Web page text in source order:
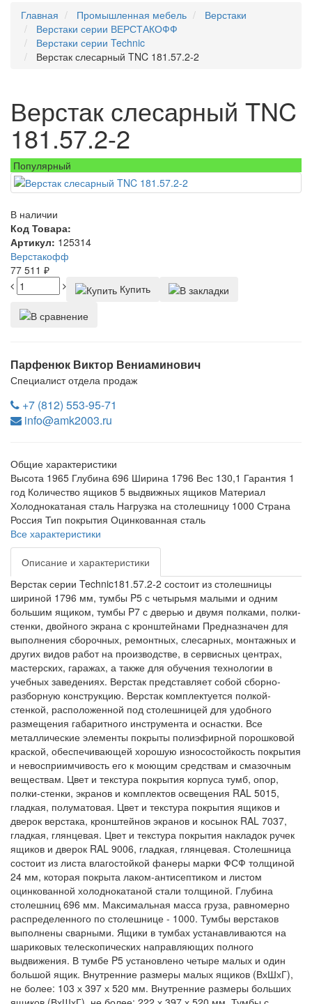
Главная Промышленная мебель
Верстаки
Верстаки серии ВЕРСТАКОФФ
Верстаки серии Technic
Верстак слесарный TNC 181.57.2-2
Верстак слесарный TNC
181.57.2-2
Популярный
В наличии
Код Товара:
Артикул: 125314
Верстакофф
77 511 ₽
Купить
Парфенюк Виктор Вениаминович
Специалист отдела продаж
+7 (812) 553-95-71
info@amk2003.ru
Общие характеристики
Высота 1965 Глубина 696 Ширина 1796 Вес 130,1 Гарантия 1
год Количество ящиков 5 выдвижных ящиков Материал
Холоднокатаная сталь Нагрузка на столешницу 1000 Страна
Россия Тип покрытия Оцинкованная сталь
Все характеристики
Описание и характеристики
Верстак серии Technic181.57.2-2 состоит из столешницы
шириной 1796 мм, тумбы P5 с четырьмя малыми и одним
большим ящиком, тумбы P7 с дверью и двумя полками, полки-
стенки, двойного экрана с кронштейнами Предназначен для
выполнения сборочных, ремонтных, слесарных, монтажных и
других видов работ на производстве, в сервисных центрах,
мастерских, гаражах, а также для обучения технологии в
учебных заведениях. Верстак представляет собой сборно-
разборную конструкцию. Верстак комплектуется полкой-
стенкой, расположенной под столешницей для удобного
размещения габаритного инструмента и оснастки. Все
металлические элементы покрыты полиэфирной порошковой
краской, обеспечивающей хорошую износостойкость покрытия
и невосприимчивость его к моющим средствам и смазочным
веществам. Цвет и текстура покрытия корпуса тумб, опор,
полки-стенки, экранов и комплектов освещения RAL 5015,
гладкая, полуматовая. Цвет и текстура покрытия ящиков и
дверок верстака, кронштейнов экранов и косынок RAL 7037,
гладкая, глянцевая. Цвет и текстура покрытия накладок ручек
ящиков и дверок RAL 9006, гладкая, глянцевая. Столешница
состоит из листа влагостойкой фанеры марки ФСФ толщиной
24 мм, которая покрыта лаком-антисептиком и листом
оцинкованной холоднокатаной стали толщиной. Глубина
столешниц 696 мм. Максимальная масса груза, равномерно
распределенного по столешнице - 1000. Тумбы верстаков
выполнены сварными. Ящики в тумбах устанавливаются на
шариковых телескопических направляющих полного
выдвижения. В тумбе P5 установлено четыре малых и один
большой ящик. Внутренние размеры малых ящиков (ВхШхГ),
не более: 103 х 397 х 520 мм. Внутренние размеры больших